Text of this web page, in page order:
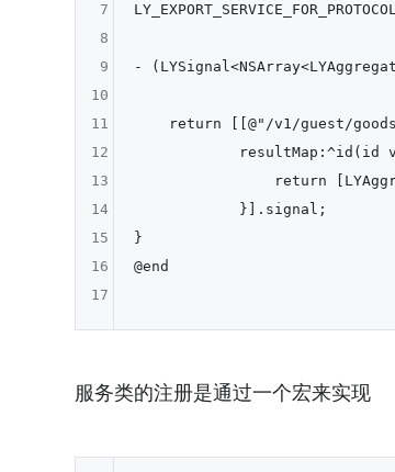
-
return [[@"/v1/guest/
resultMap:^id(id
return
            }].signal;
}
@end
7
8
9
10
11
12
13
14
15
16
17
服务类的注册是通过一个宏来实现